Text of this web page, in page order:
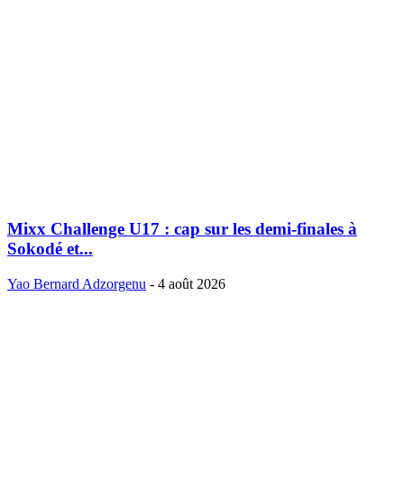
Mixx Challenge U17 : cap sur les demi-finales à
Sokodé et...
Yao Bernard Adzorgenu - 4 août 2026